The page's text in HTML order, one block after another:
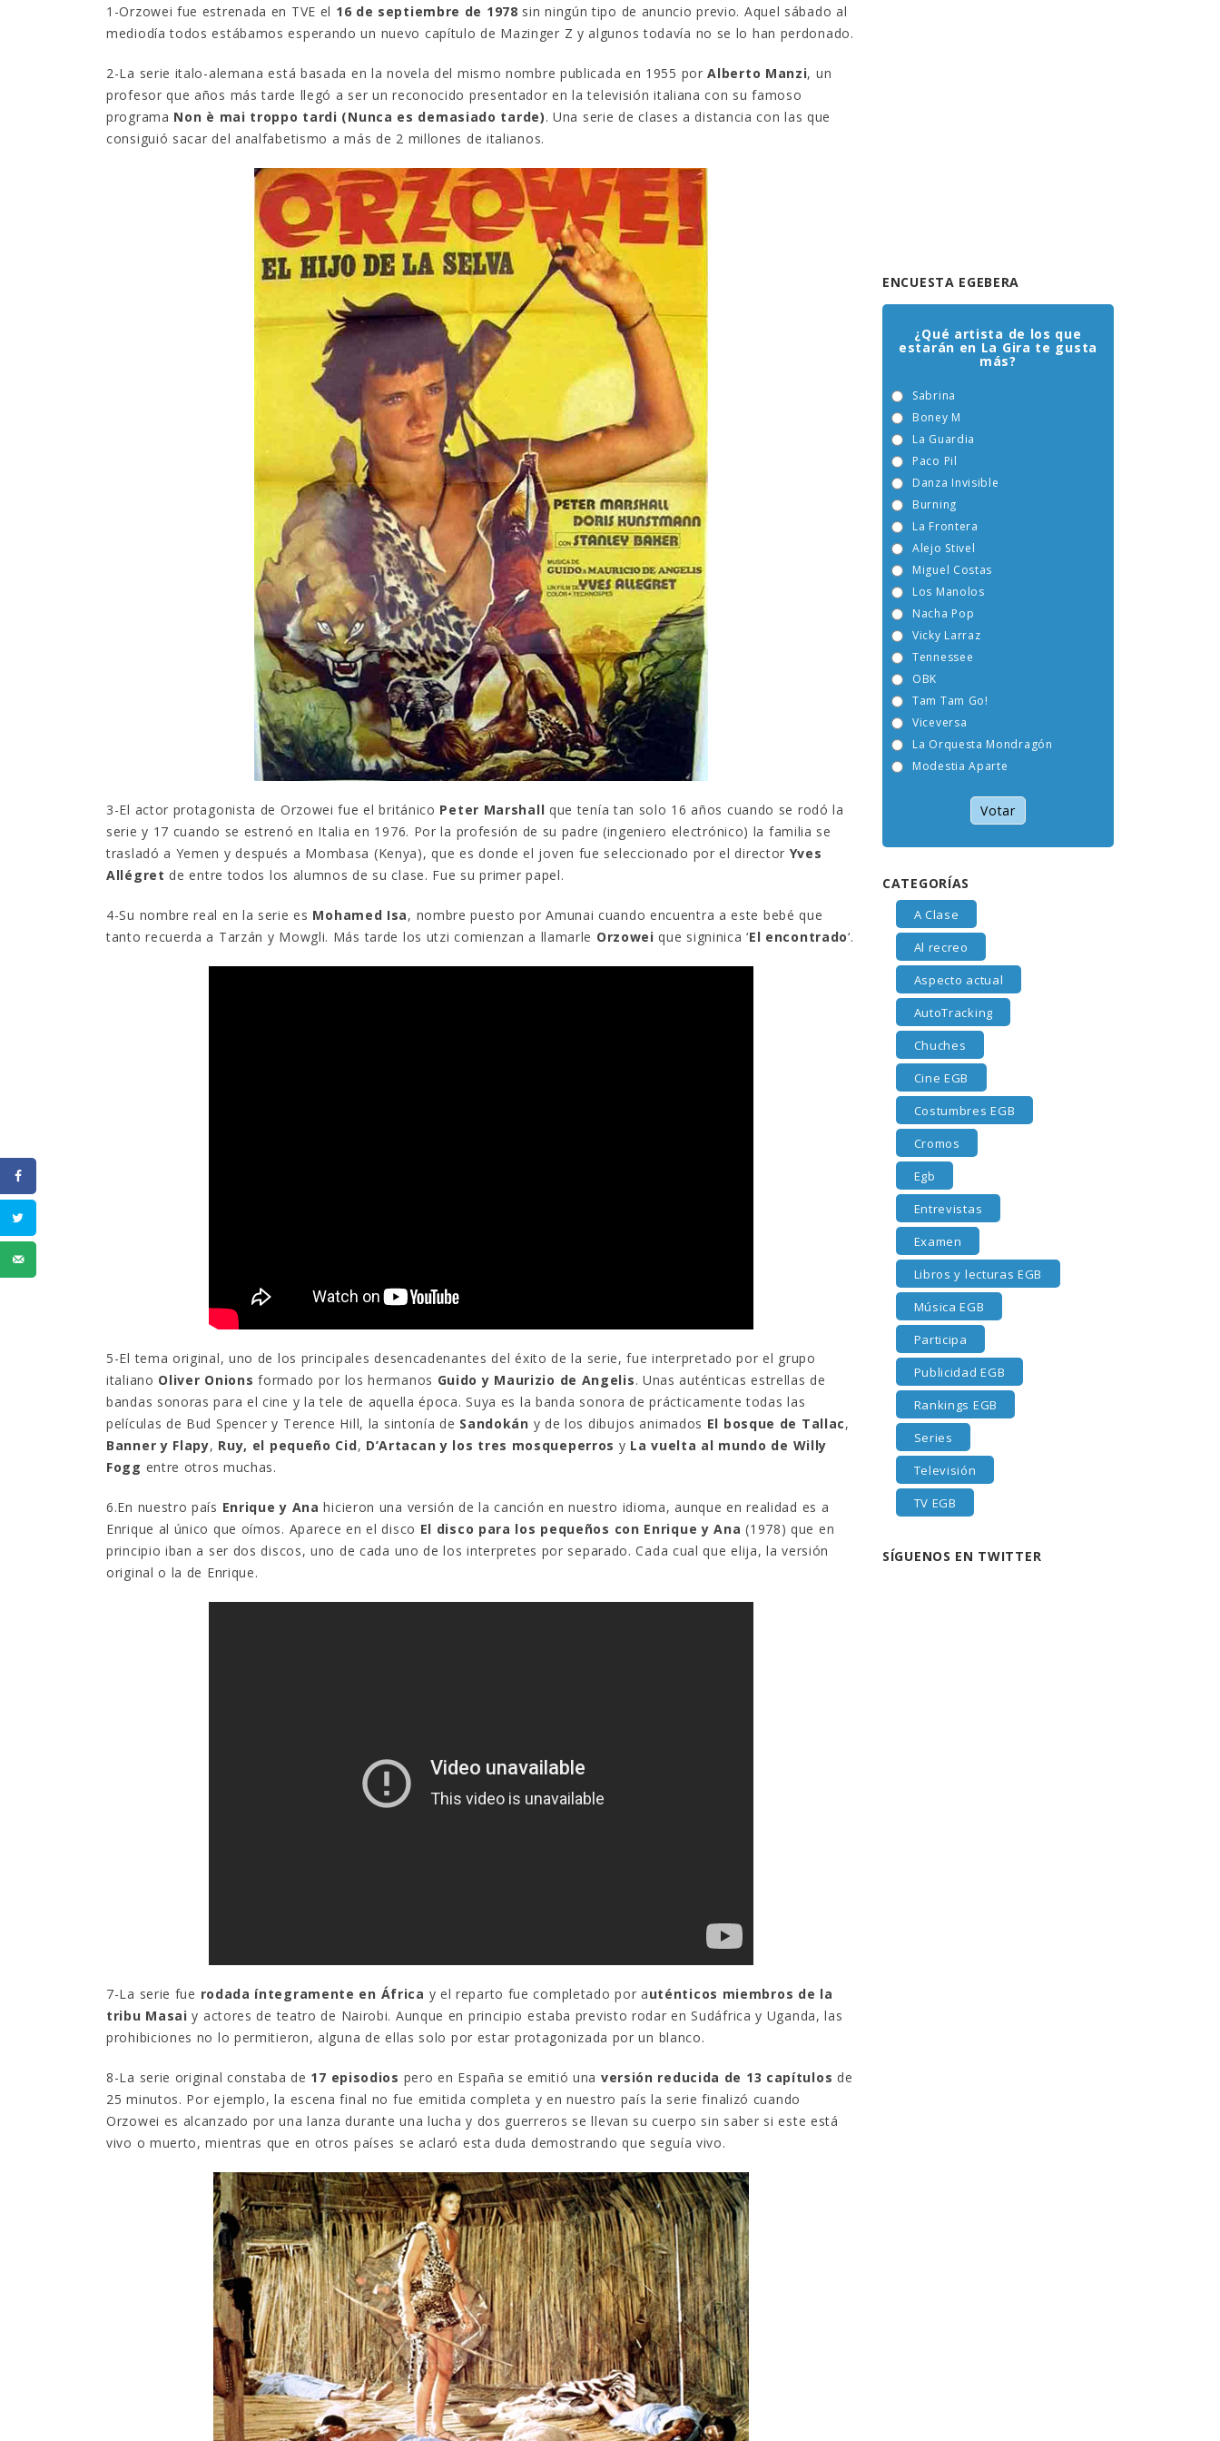
1-Orzowei fue estrenada en TVE el 16 de septiembre de 1978 sin ningún tipo de anuncio previo. Aquel sábado al
mediodía todos estábamos esperando un nuevo capítulo de Mazinger Z y algunos todavía no se lo han perdonado.
2-La serie italo-alemana está basada en la novela del mismo nombre publicada en 1955 porAlberto Manzi, un
profesor que años más tarde llegó a ser un reconocido presentador en la televisión italiana con su famoso
programa Non è mai troppo tardi (Nunca es demasiado tarde). Una serie de clases a distancia con las que
consiguió sacar del analfabetismo a más de 2 millones de italianos.
3-El actor protagonista de Orzowei fue el británico Peter Marshall que tenía tan solo 16 años cuando se rodó la
serie y 17 cuando se estrenó en Italia en 1976. Por la profesión de su padre (ingeniero electrónico) la familia se
trasladó a Yemen y después a Mombasa (Kenya), que es donde el joven fue seleccionado por el director Yves
Allégret de entre todos los alumnos de su clase. Fue su primer papel.
4-Su nombre real en la serie es Mohamed Isa, nombre puesto por Amunai cuando encuentra a este bebé que
tanto recuerda a Tarzán y Mowgli. Más tarde los utzi comienzan a llamarle Orzowei que signinica ‘El encontrado‘.
5-El tema original, uno de los principales desencadenantes del éxito de la serie, fue interpretado por el grupo
italiano Oliver Onions formado por los hermanos Guido y Maurizio de Angelis. Unas auténticas estrellas de
bandas sonoras para el cine y la tele de aquella época. Suya es la banda sonora de prácticamente todas las
películas de Bud Spencer y Terence Hill, la sintonía de Sandokán y de los dibujos animados El bosque de Tallac,
Banner y Flapy, Ruy, el pequeño Cid, D’Artacan y los tres mosqueperros y La vuelta al mundo de Willy
Fogg entre otros muchas.
6.En nuestro país Enrique y Ana hicieron una versión de la canción en nuestro idioma, aunque en realidad es a
Enrique al único que oímos. Aparece en el disco El disco para los pequeños con Enrique y Ana (1978) que en
principio iban a ser dos discos, uno de cada uno de los interpretes por separado. Cada cual que elija, la versión
original o la de Enrique.
7-La serie fue rodada íntegramente en África y el reparto fue completado por auténticos miembros de la
tribu Masai y actores de teatro de Nairobi. Aunque en principio estaba previsto rodar en Sudáfrica y Uganda, las
prohibiciones no lo permitieron, alguna de ellas solo por estar protagonizada por un blanco.
8-La serie original constaba de 17 episodios pero en España se emitió una versión reducida de 13 capítulos de
25 minutos. Por ejemplo, la escena final no fue emitida completa y en nuestro país la serie finalizó cuando
Orzowei es alcanzado por una lanza durante una lucha y dos guerreros se llevan su cuerpo sin saber si este está
vivo o muerto, mientras que en otros países se aclaró esta duda demostrando que seguía vivo.
ENCUESTA EGEBERA
¿Qué artista de los que
estarán en La Gira te gusta
más?
Sabrina
Boney M
La Guardia
Paco Pil
Danza Invisible
Burning
La Frontera
Alejo Stivel
Miguel Costas
Los Manolos
Nacha Pop
Vicky Larraz
Tennessee
OBK
Tam Tam Go!
Viceversa
La Orquesta Mondragón
Modestia Aparte
Votar
CATEGORÍAS
A Clase
Al recreo
Aspecto actual
AutoTracking
Chuches
Cine EGB
Costumbres EGB
Cromos
Egb
Entrevistas
Examen
Libros y lecturas EGB
Música EGB
Participa
Publicidad EGB
Rankings EGB
Series
Televisión
TV EGB
SÍGUENOS EN TWITTER